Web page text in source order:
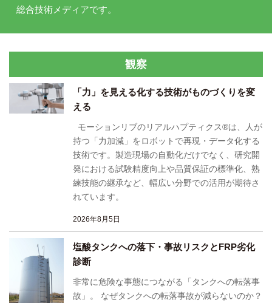
総合技術メディアです。
観察
「力」を見える化する技術がものづくりを変
える
モーションリブのリアルハプティクス®は、人が
持つ「力加減」をロボットで再現・データ化する
技術です。製造現場の自動化だけでなく、研究開
発における試験精度向上や品質保証の標準化、熟
練技能の継承など、幅広い分野での活用が期待さ
れています。
2026年8月5日
塩酸タンクへの落下・事故リスクとFRP劣化
診断
非常に危険な事態につながる「タンクへの転落事
故」。 なぜタンクへの転落事故が減らないのか？